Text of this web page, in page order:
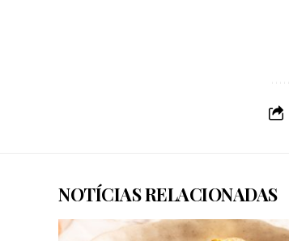
NOTÍCIAS RELACIONADAS